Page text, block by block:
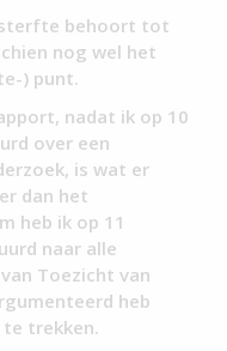
behoort tot
nog wel het
) punt.
nadat ik op 10
over een
is wat er
dan het
heb ik op 11
naar alle
Toezicht van
heb
trekken.